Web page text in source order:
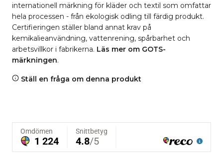
internationell märkning för kläder och textil som omfattar
hela processen - från ekologisk odling till färdig produkt.
Certifieringen ställer bland annat krav på
kemikalieanvändning, vattenrening, spårbarhet och
arbetsvillkor i fabrikerna. Läs mer om GOTS-
märkningen.
Ställ en fråga om denna produkt